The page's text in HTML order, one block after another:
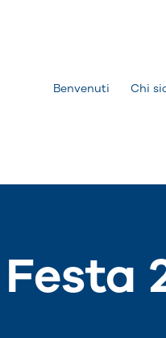
Benvenuti Chi